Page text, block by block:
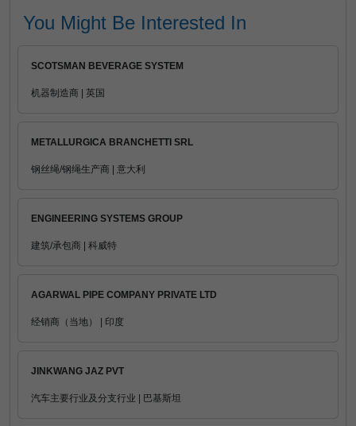
You Might Be Interested In
SCOTSMAN BEVERAGE SYSTEM
机器制造商 | 英国
METALLURGICA BRANCHETTI SRL
钢丝绳/钢绳生产商 | 意大利
ENGINEERING SYSTEMS GROUP
建筑/承包商 | 科威特
AGARWAL PIPE COMPANY PRIVATE LTD
经销商（当地） | 印度
JINKWANG JAZ PVT
汽车主要行业及分支行业 | 巴基斯坦